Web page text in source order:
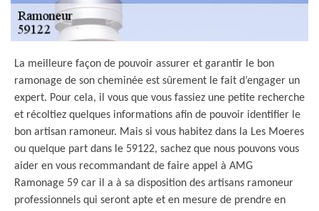
La meilleure façon de pouvoir assurer et garantir le bon
ramonage de son cheminée est sûrement le fait d’engager un
expert. Pour cela, il vous que vous fassiez une petite recherche
et récoltiez quelques informations afin de pouvoir identifier le
bon artisan ramoneur. Mais si vous habitez dans la Les Moeres
ou quelque part dans le 59122, sachez que nous pouvons vous
aider en vous recommandant de faire appel à AMG
Ramonage 59 car il a à sa disposition des artisans ramoneur
professionnels qui seront apte et en mesure de prendre en